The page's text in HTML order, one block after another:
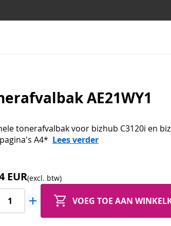
AE21WY1
tonerafvalbak voor bizhub C3120i en
A4* Lees verder
EUR(excl. btw)
VOEG TOE AAN